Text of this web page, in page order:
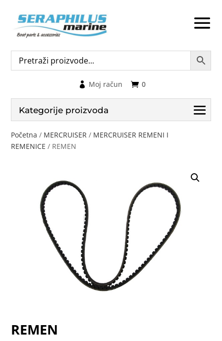
0
Moj račun
Kategorije proizvoda
Početna / MERCRUISER / MERCRUISER REMENI I
REMENICE / REMEN
REMEN